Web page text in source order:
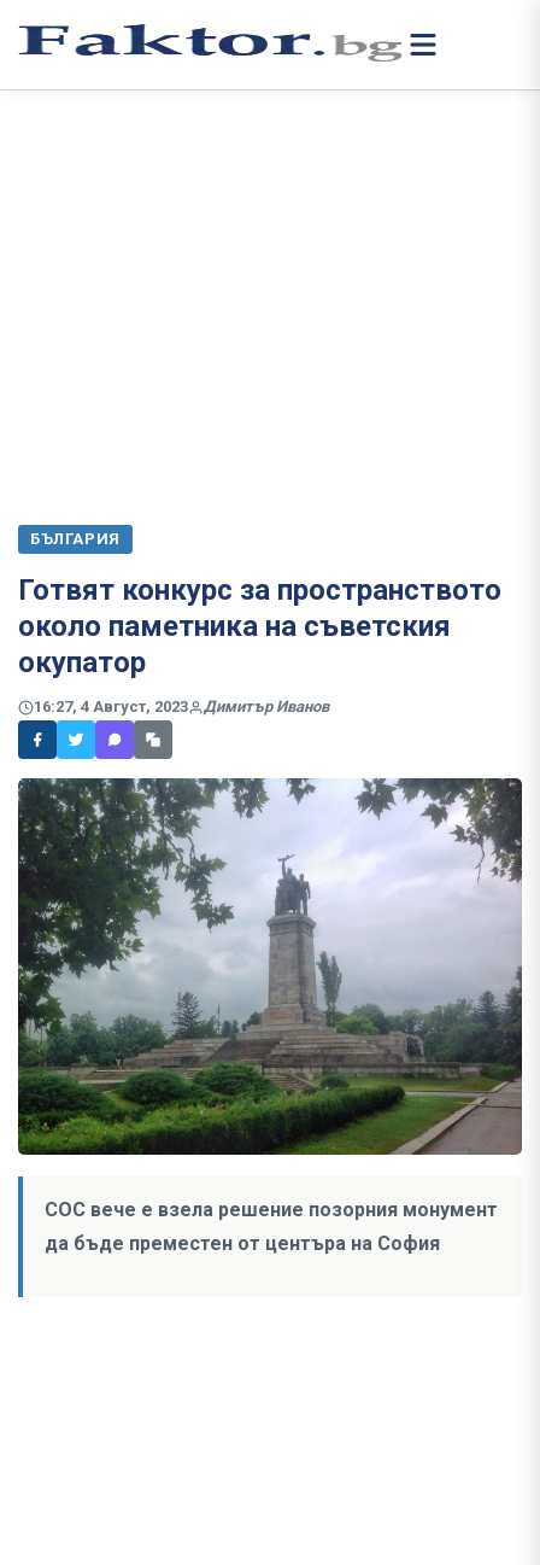
БЪЛГАРИЯ
Готвят конкурс за пространството
около паметника на съветския
окупатор
16:27, 4 Август, 2023 Димитър Иванов
СОС вече е взела решение позорния монумент
да бъде преместен от центъра на София